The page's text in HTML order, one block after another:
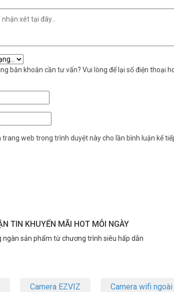
băn khoăn cần tư vấn? Vui lòng để lại số điện thoại
web trong trình duyệt này cho lần bình luận kế
TIN KHUYẾN MÃI HOT MỖI NGÀY
ngàn sản phẩm từ chương trình siêu hấp dẫn
Camera EZVIZ Camera wifi